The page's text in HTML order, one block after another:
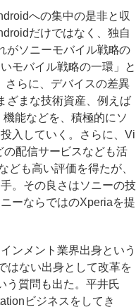
への集中の是非と収
だけではなく、独自
がソニーモバイル戦略の
モバイル戦略の一環」と
さらに、デバイスの差異
ざまな技術資産、例えば
能などを、積極的にソ
入していく。さらに、Vi
配信サービスなども活
ども高い評価を得たが、
。その良さはソニーの技
ーならではのXperiaを提
ンメント業界出身という
はない出身として改革を
う質問も出た。平井氏
ビジネスをしてき